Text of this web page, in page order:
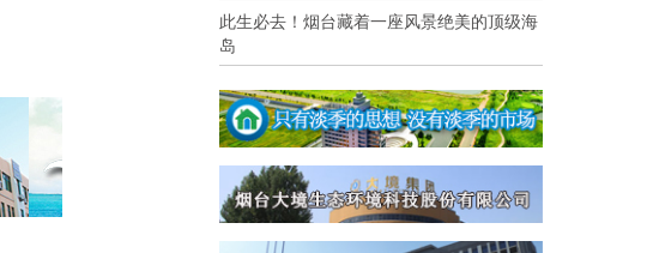
此生必去！烟台藏着一座风景绝美的顶级海
岛